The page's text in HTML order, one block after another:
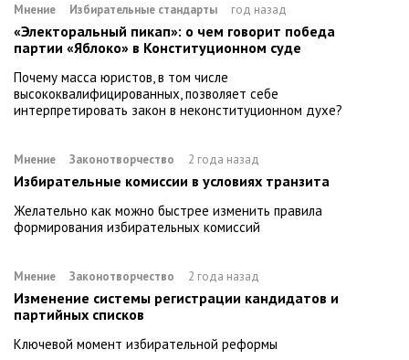
Мнение Избирательные стандарты год назад
«Электоральный пикап»: о чем говорит победа
партии «Яблоко» в Конституционном суде
Почему масса юристов, в том числе
высококвалифицированных, позволяет себе
интерпретировать закон в неконституционном духе?
Мнение Законотворчество 2 года назад
Избирательные комиссии в условиях транзита
Желательно как можно быстрее изменить правила
формирования избирательных комиссий
Мнение Законотворчество 2 года назад
Изменение системы регистрации кандидатов и
партийных списков
Ключевой момент избирательной реформы